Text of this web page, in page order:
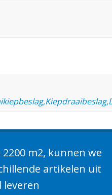
m2, kunnen we
artikelen uit
leveren